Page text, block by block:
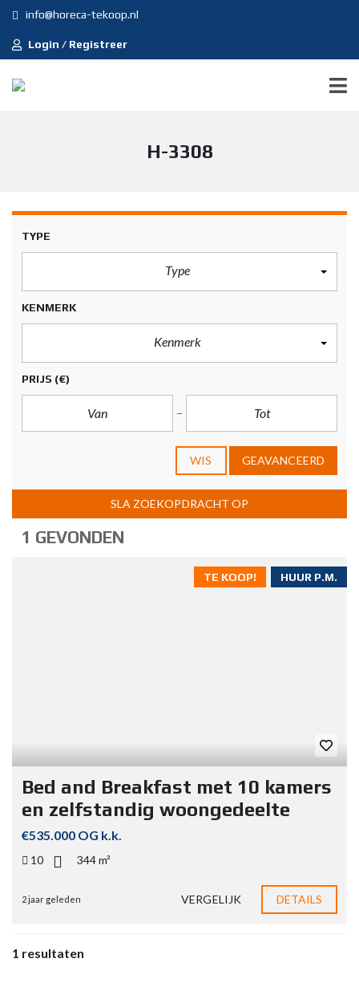
info@horeca-tekoop.nl
Login / Registreer
H-3308
TYPE
Type
KENMERK
Kenmerk
PRIJS (€)
WIS GEAVANCEERD
SLA ZOEKOPDRACHT OP
1 GEVONDEN
HUUR P.M.
TE KOOP!
Bed and Breakfast met 10 kamers
en zelfstandig woongedeelte
€535.000 OG k.k.
10 344 m²
2 jaar geleden VERGELIJK DETAILS
1 resultaten